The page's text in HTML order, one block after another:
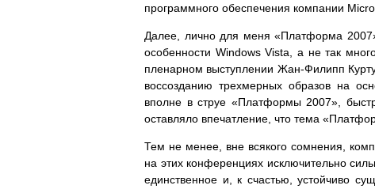
программного обеспечения компании
Далее, лично для меня «Платформа
особенности Windows Vista, а не так
пленарном выступлении Жан-Филипп
воссозданию трехмерных образов на
вполне в струе «Платформы 2007»,
оставляло впечатление, что тема
Тем не менее, вне всякого сомнения,
на этих конференциях исключительно
единственное и, к счастью, устойчиво